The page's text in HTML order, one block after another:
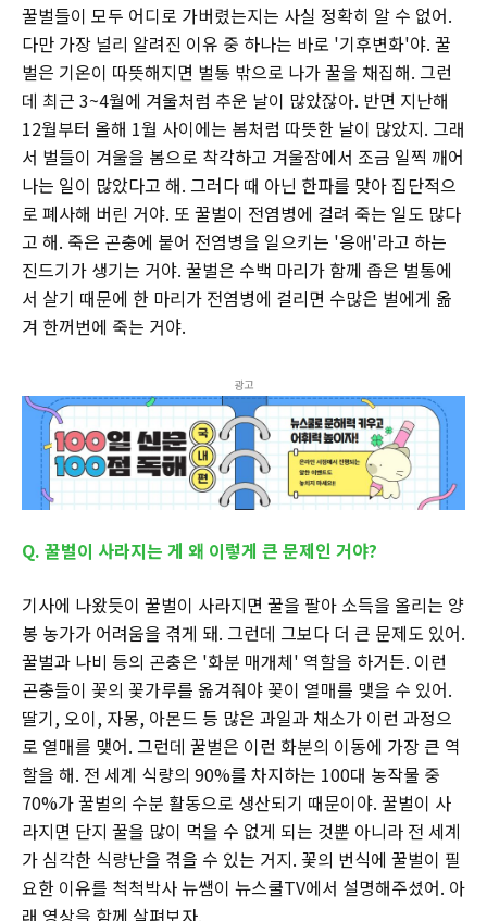
꿀벌들이 모두 어디로 가버렸는지는 사실 정확히 알 수 없어.
다만 가장 널리 알려진 이유 중 하나는 바로 '기후변화'야. 꿀
벌은 기온이 따뜻해지면 벌통 밖으로 나가 꿀을 채집해. 그런
데 최근 3~4월에 겨울처럼 추운 날이 많았잖아. 반면 지난해
12월부터 올해 1월 사이에는 봄처럼 따뜻한 날이 많았지. 그래
서 벌들이 겨울을 봄으로 착각하고 겨울잠에서 조금 일찍 깨어
나는 일이 많았다고 해. 그러다 때 아닌 한파를 맞아 집단적으
로 폐사해 버린 거야. 또 꿀벌이 전염병에 걸려 죽는 일도 많다
고 해. 죽은 곤충에 붙어 전염병을 일으키는 '응애'라고 하는
진드기가 생기는 거야. 꿀벌은 수백 마리가 함께 좁은 벌통에
서 살기 때문에 한 마리가 전염병에 걸리면 수많은 벌에게 옮
겨 한꺼번에 죽는 거야.
광고
Q. 꿀벌이 사라지는 게 왜 이렇게 큰 문제인 거야?
기사에 나왔듯이 꿀벌이 사라지면 꿀을 팔아 소득을 올리는 양
봉 농가가 어려움을 겪게 돼. 그런데 그보다 더 큰 문제도 있어.
꿀벌과 나비 등의 곤충은 '화분 매개체' 역할을 하거든. 이런
곤충들이 꽃의 꽃가루를 옮겨줘야 꽃이 열매를 맺을 수 있어.
딸기, 오이, 자몽, 아몬드 등 많은 과일과 채소가 이런 과정으
로 열매를 맺어. 그런데 꿀벌은 이런 화분의 이동에 가장 큰 역
할을 해. 전 세계 식량의 90%를 차지하는 100대 농작물 중
70%가 꿀벌의 수분 활동으로 생산되기 때문이야. 꿀벌이 사
라지면 단지 꿀을 많이 먹을 수 없게 되는 것뿐 아니라 전 세계
가 심각한 식량난을 겪을 수 있는 거지. 꽃의 번식에 꿀벌이 필
요한 이유를 척척박사 뉴쌤이 뉴스쿨TV에서 설명해주셨어. 아
래 영상을 함께 살펴보자.